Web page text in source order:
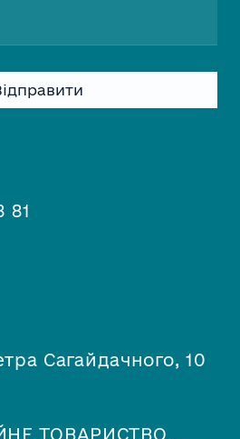
81
Сагайдачного, 10
ТОВАРИСТВО